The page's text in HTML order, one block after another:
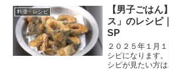
周りで採れた食
た回です。 では
料理・レシピ
【男子ごはん
ス」のレシピ
SP
２０２５年１月
シピになります
シピが見たい方